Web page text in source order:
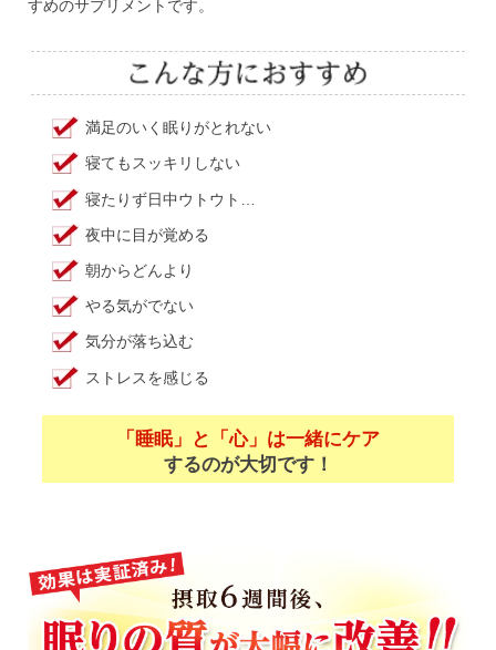
すめのサプリメントです。
満足のいく眠りがとれない
寝てもスッキリしない
寝たりず日中ウトウト…
夜中に目が覚める
朝からどんより
やる気がでない
気分が落ち込む
ストレスを感じる
「睡眠」と「心」は一緒にケア
するのが大切です！